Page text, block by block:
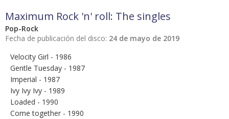
Maximum Rock 'n' roll: The singles
Pop-Rock
Fecha de publicación del disco: 24 de mayo de 2019
Velocity Girl - 1986
Gentle Tuesday - 1987
Imperial - 1987
Ivy Ivy Ivy - 1989
Loaded - 1990
Come together - 1990